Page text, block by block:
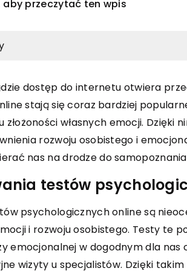
aby przeczytać ten wpis
dostęp do internetu otwiera
stają się coraz bardziej
własnych emocji. Dzięki
rozwoju osobistego i
nas na drodze do
testów
psychologicznych online są
i rozwoju osobistego. Testy te
emocjonalnej w dogodnym dla nas
wizyty u specjalistów. Dzięki
PODRÓŻE ZAGRANICZNE WAKACJE
maja 2026
pasje: Jak odkrywanie
rzemiosł artystycznych
jak fascynacja lokalnym
artystycznym z różnych
świata może przynieść nowe
do Twojego hobby